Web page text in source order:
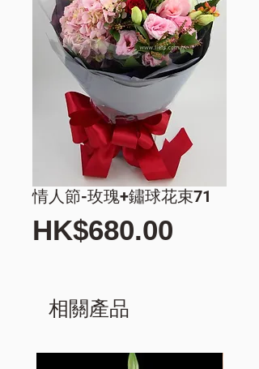
情人節-玫瑰+鏽球花束71
HK$680.00
相關產品